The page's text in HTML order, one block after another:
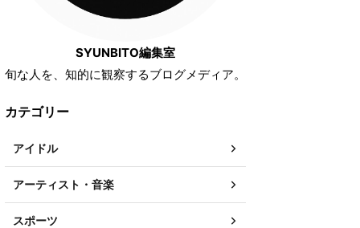
SYUNBITO編集室
旬な人を、知的に観察するブログメディア。
カテゴリー
アイドル
アーティスト・音楽
スポーツ